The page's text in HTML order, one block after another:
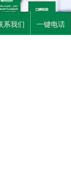
系我们 一键电话